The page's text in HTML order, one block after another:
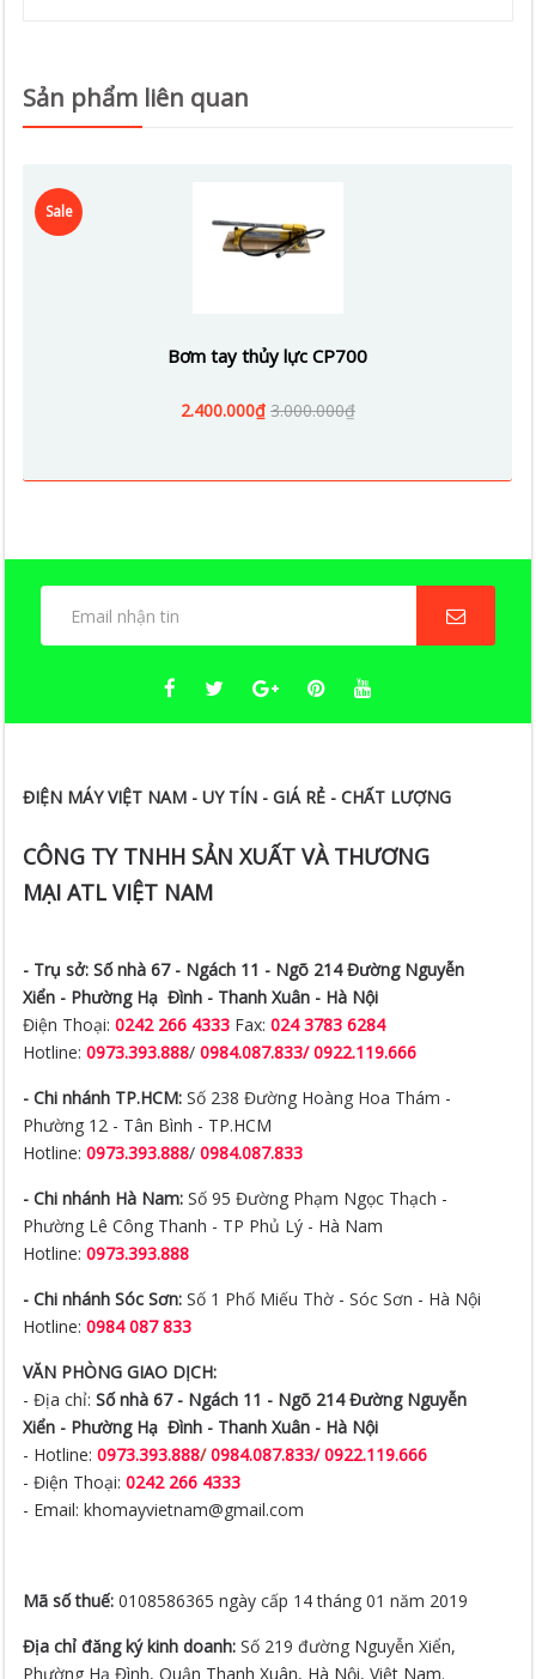
Sản phẩm liên quan
Sale
Bơm tay thủy lực CP700
2.400.000₫ 3.000.000₫
ĐIỆN MÁY VIỆT NAM - UY TÍN - GIÁ RẺ - CHẤT LƯỢNG
CÔNG TY TNHH SẢN XUẤT VÀ THƯƠNG
MẠI ATL VIỆT NAM
- Trụ sở: Số nhà 67 - Ngách 11 - Ngõ 214 Đường Nguyễn
Xiển - Phường Hạ Đình - Thanh Xuân - Hà Nội
Điện Thoại:0242 266 4333 Fax:024 3783 6284
Hotline:0973.393.888/0984.087.833/ 0922.119.666
- Chi nhánh TP.HCM: Số 238 Đường Hoàng Hoa Thám -
Phường 12 - Tân Bình - TP.HCM
Hotline:0973.393.888/0984.087.833
- Chi nhánh Hà Nam: Số 95 Đường Phạm Ngọc Thạch -
Phường Lê Công Thanh - TP Phủ Lý - Hà Nam
Hotline:0973.393.888
- Chi nhánh Sóc Sơn: Số 1 Phố Miếu Thờ - Sóc Sơn - Hà Nội
Hotline:0984 087 833
VĂN PHÒNG GIAO DỊCH:
- Địa chỉ:Số nhà 67 - Ngách 11 - Ngõ 214 Đường Nguyễn
Xiển - Phường Hạ Đình - Thanh Xuân - Hà Nội
- Hotline:0973.393.888/ 0984.087.833/ 0922.119.666
- Điện Thoại:0242 266 4333
- Email: khomayvietnam@gmail.com
Mã số thuế:0108586365 ngày cấp 14 tháng 01 năm 2019
Địa chỉ đăng ký kinh doanh:Số 219 đường Nguyễn Xiển,
Phường Hạ Đình, Quận Thanh Xuân, Hà Nội, Việt Nam.